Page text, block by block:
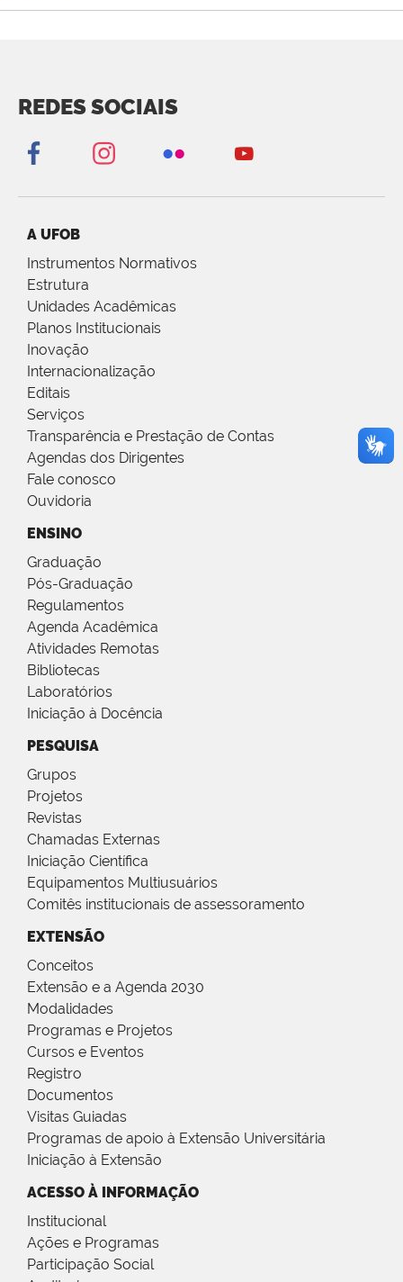
REDES SOCIAIS
A UFOB
Instrumentos Normativos
Estrutura
Unidades Acadêmicas
Planos Institucionais
Inovação
Internacionalização
Editais
Serviços
Transparência e Prestação de Contas
Agendas dos Dirigentes
Fale conosco
Ouvidoria
ENSINO
Graduação
Pós-Graduação
Regulamentos
Agenda Acadêmica
Atividades Remotas
Bibliotecas
Laboratórios
Iniciação à Docência
PESQUISA
Grupos
Projetos
Revistas
Chamadas Externas
Iniciação Científica
Equipamentos Multiusuários
Comitês institucionais de assessoramento
EXTENSÃO
Conceitos
Extensão e a Agenda 2030
Modalidades
Programas e Projetos
Cursos e Eventos
Registro
Documentos
Visitas Guiadas
Programas de apoio à Extensão Universitária
Iniciação à Extensão
ACESSO À INFORMAÇÃO
Institucional
Ações e Programas
Participação Social